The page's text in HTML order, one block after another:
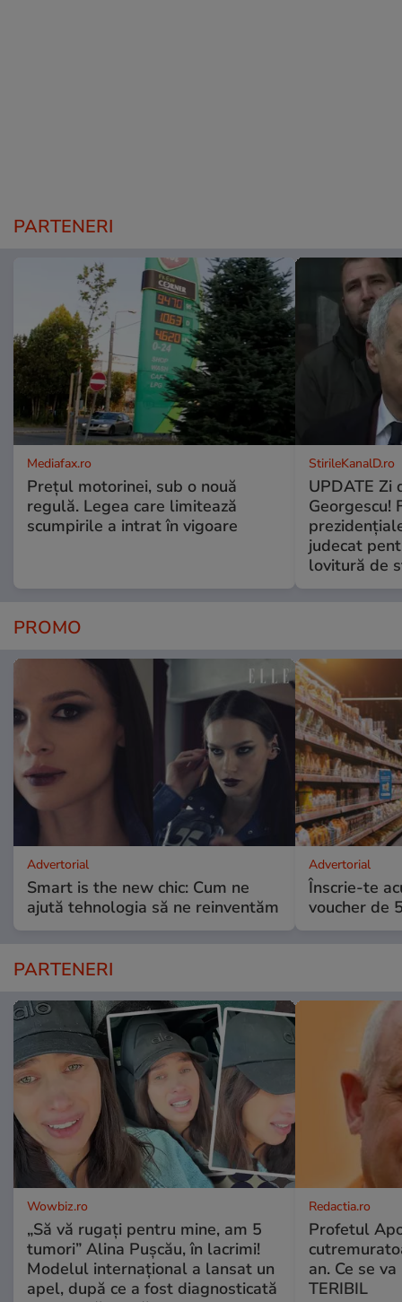
PARTENERI
Mediafax.ro
Prețul motorinei, sub o nouă
regulă. Legea care limitează
scumpirile a intrat în vigoare
StirileKanalD.ro
UPDATE Zi
Georgescu!
judecat
lovitură de
PROMO
Advertorial
Smart is the new chic: Cum ne
ajută tehnologia să ne reinventăm
Advertorial
Înscrie-te
voucher de
PARTENERI
Wowbiz.ro
„Să vă rugați pentru mine, am 5
tumori” Alina Pușcău, în lacrimi!
Modelul internațional a lansat un
apel, după ce a fost diagnosticată
Redactia.ro
Profetul
an. Ce se
TERIBIL